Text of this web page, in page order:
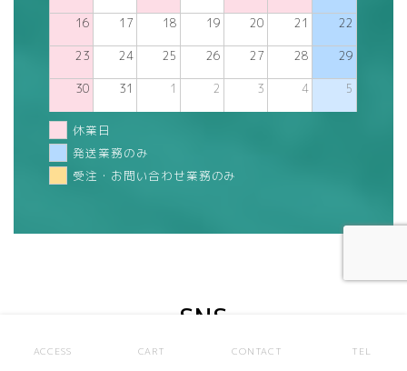
16 17 18 19 20 21 22
23 24 25 26 27 28 29
30 31 1 2 3 4 5
休業日
発送業務のみ
受注・お問い合わせ業務のみ
SNS
オフィスパートナーのSNS公式ページ
ACCESS CART CONTACT TEL